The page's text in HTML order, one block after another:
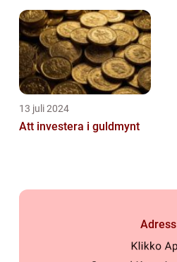
13 juli 2024
Att investera i guldmynt
Adress